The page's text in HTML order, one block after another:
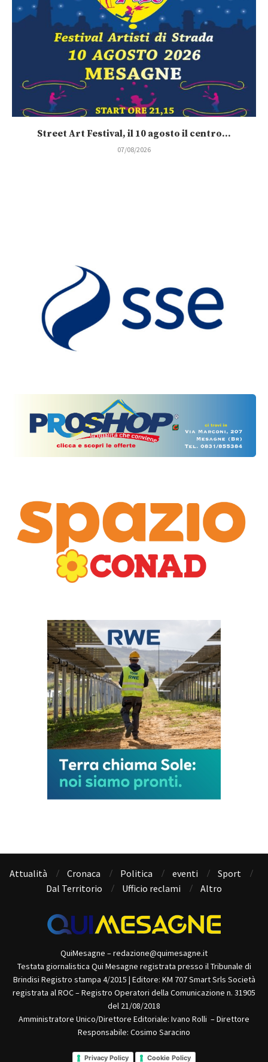
Street Art Festival, il 10 agosto il centro...
07/08/2026
Attualità Cronaca Politica eventi
Sport
Dal Territorio
Ufficio reclami Altro
QuiMesagne – redazione@quimesagne.it
Testata giornalistica Qui Mesagne registrata presso il Tribunale di
Brindisi Registro stampa 4/2015 | Editore: KM 707 Smart Srls Società
registrata al ROC – Registro Operatori della Comunicazione n. 31905
del 21/08/2018
Amministratore Unico/Direttore Editoriale: Ivano Rolli – Direttore
Responsabile: Cosimo Saracino
Privacy Policy Cookie Policy